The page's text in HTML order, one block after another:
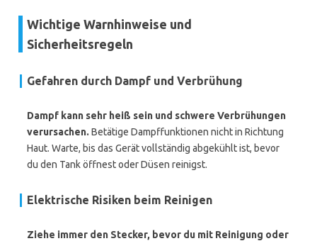
Wichtige Warnhinweise und
Sicherheitsregeln
Gefahren durch Dampf und Verbrühung
Dampf kann sehr heiß sein und schwere Verbrühungen
verursachen. Betätige Dampffunktionen nicht in Richtung
Haut. Warte, bis das Gerät vollständig abgekühlt ist, bevor
du den Tank öffnest oder Düsen reinigst.
Elektrische Risiken beim Reinigen
Ziehe immer den Stecker, bevor du mit Reinigung oder